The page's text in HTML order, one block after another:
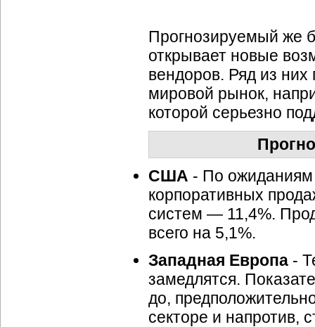
Прогнозируемый же
открывает новые
вендоров. Ряд из
мировой рынок,
которой серьезно
США - По ожиданиям
корпоративных
систем — 11,4%.
всего на 5,1%.
Западная Европа -
замедлятся.
до,
секторе и напротив,